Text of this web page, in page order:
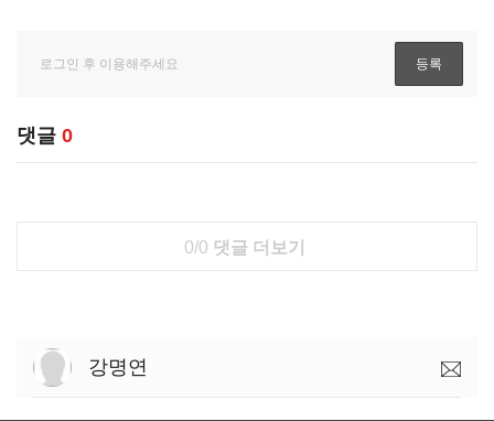
댓글 0
0/0 댓글 더보기
강명연